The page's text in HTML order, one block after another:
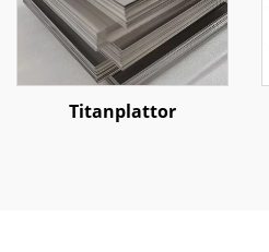
Titanplattor